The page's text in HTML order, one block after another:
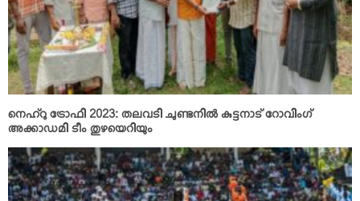
നെഹ്‌റു ട്രോഫി 2023: തലവടി ചുണ്ടനില്‍ കുട്ടനാട് റോവിംഗ്
അക്കാഡമി ടീം തുഴയെറിയും